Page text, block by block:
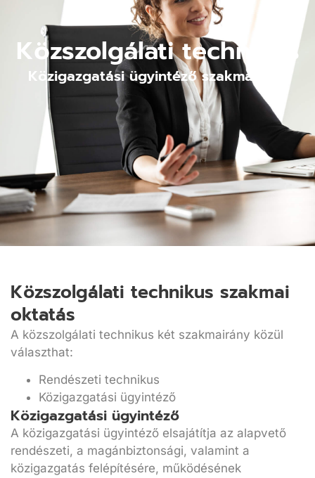
Közszolgálati technikus
Közigazgatási ügyintéző szakmairány
Közszolgálati technikus szakmai
oktatás
A közszolgálati technikus két szakmairány közül
választhat:
Rendészeti technikus
Közigazgatási ügyintéző
Közigazgatási ügyintéző
A közigazgatási ügyintéző elsajátítja az alapvető
rendészeti, a magánbiztonsági, valamint a
közigazgatás felépítésére, működésének